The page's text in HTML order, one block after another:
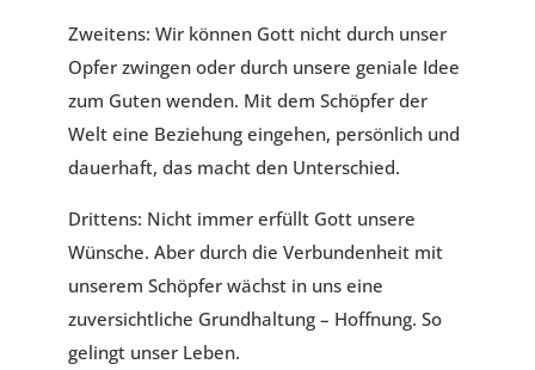
Zweitens: Wir können Gott nicht durch unser
Opfer zwingen oder durch unsere geniale Idee
zum Guten wenden. Mit dem Schöpfer der
Welt eine Beziehung eingehen, persönlich und
dauerhaft, das macht den Unterschied.
Drittens: Nicht immer erfüllt Gott unsere
Wünsche. Aber durch die Verbundenheit mit
unserem Schöpfer wächst in uns eine
zuversichtliche Grundhaltung – Hoffnung. So
gelingt unser Leben.